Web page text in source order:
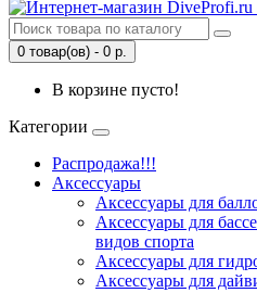
0 товар(ов) - 0 р.
В корзине пусто!
Категории
Распродажа!!!
Аксессуары
Аксессуары для
Аксессуары для
видов спорта
Аксессуары для
Аксессуары для